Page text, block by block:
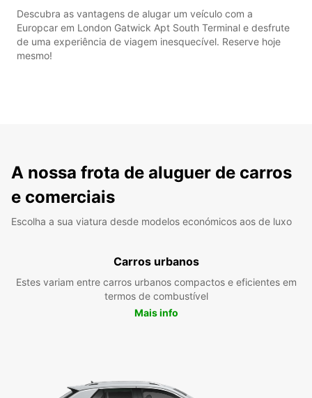
Descubra as vantagens de alugar um veículo com a
Europcar em London Gatwick Apt South Terminal e desfrute
de uma experiência de viagem inesquecível. Reserve hoje
mesmo!
A nossa frota de aluguer de carros
e comerciais
Escolha a sua viatura desde modelos económicos aos de luxo
Carros urbanos
Estes variam entre carros urbanos compactos e eficientes em
termos de combustível
Mais info